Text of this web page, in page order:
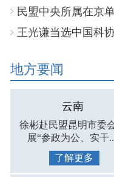
民盟中央所属在京
王光谦当选中国科
地方要闻
云南
徐彬赴民盟昆明市委
展“参政为公、实干
了解更多